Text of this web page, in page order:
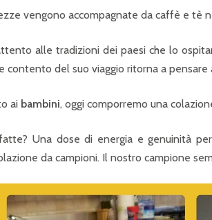
vengono accompagnate da caffè e tè
alle tradizioni dei paesi che lo
contento del suo viaggio ritorna a
ai bambini, oggi comporremo una
Una dose di energia e genuinità
da campioni. Il nostro campione